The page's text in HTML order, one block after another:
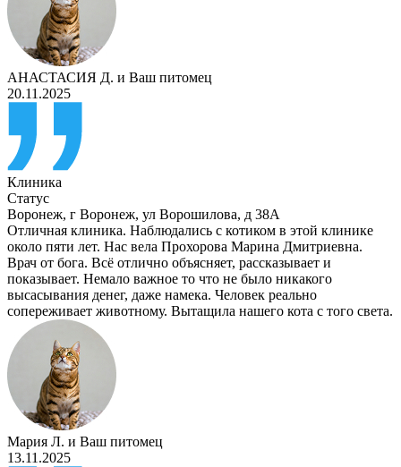
АНАСТАСИЯ Д. и Ваш питомец
20.11.2025
Клиника
Статус
Воронеж, г Воронеж, ул Ворошилова, д 38А
Отличная клиника. Наблюдались с котиком в этой клинике
около пяти лет. Нас вела Прохорова Марина Дмитриевна.
Врач от бога. Всё отлично объясняет, рассказывает и
показывает. Немало важное то что не было никакого
высасывания денег, даже намека. Человек реально
сопереживает животному. Вытащила нашего кота с того света.
Мария Л. и Ваш питомец
13.11.2025